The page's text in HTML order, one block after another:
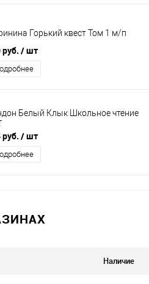
Горький квест Том 1 м/п
руб. / шт
Белый Клык Школьное чтение
руб. / шт
Наличие